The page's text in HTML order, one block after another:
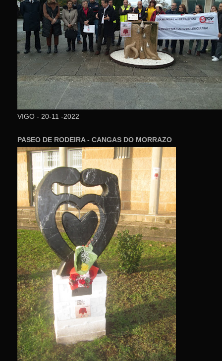
VIGO - 20-11 -2022
PASEO DE RODEIRA - CANGAS DO MORRAZO